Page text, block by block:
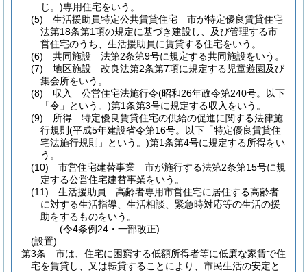
じ。)専用住宅をいう。
(5)
生活援助員特定公共賃貸住宅 市が特定優良賃貸住宅
法第18条第1項の規定に基づき建設し、及び管理する市
営住宅のうち、生活援助員に賃貸する住宅をいう。
(6)
共同施設 法第2条第9号に規定する共同施設をいう。
(7)
地区施設 改良法第2条第7項に規定する児童遊園及び
集会所をいう。
(8)
収入 公営住宅法施行令(昭和26年政令第240号。以下
「令」という。)第1条第3号に規定する収入をいう。
(9)
所得 特定優良賃貸住宅の供給の促進に関する法律施
行規則 (平成5年建設省令第16号。以下「特定優良賃貸住
宅法施行規則」という。)第1条第4号に規定する所得をい
う。
(10)
市営住宅建替事業 市が施行する法第2条第15号に規
定する公営住宅建替事業をいう。
(11)
生活援助員 高齢者専用市営住宅に居住する高齢者
に対する生活指導、生活相談、緊急時対応等の生活の援
助をするものをいう。
(令4条例24・一部改正)
(設置)
第3条
市は、住宅に困窮する低額所得者等に低廉な家賃で住
宅を賃貸し、又は転貸することにより、市民生活の安定と